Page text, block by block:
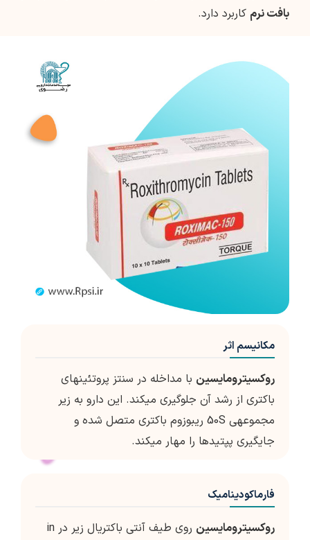
بافت نرم کاربرد دارد.
مکانیسم اثر
روکسیترومایسین با مداخله در سنتز پروتئین­های
باکتری از رشد آن جلوگیری می­کند. این دارو به زیر
مجموعه­ی 50S ریبوزوم باکتری متصل شده و
جایگیری پپتیدها را مهار می­کند.
فارماکودینامیک
روکسیترومایسین
روی طیف آنتی باکتریال زیر در in